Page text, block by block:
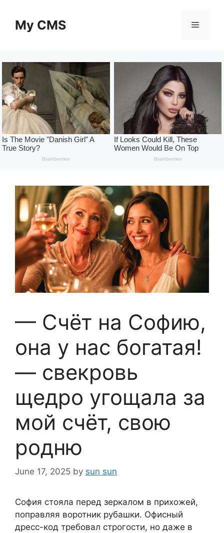
contentMy CMS Menu
— Счёт на Софию,
она у нас богатая!
— свекровь
щедро угощала за
мой счёт, свою
родню
June 17, 2025 by sun sun
София стояла перед зеркалом в прихожей,
поправляя воротник рубашки. Офисный
дресс-код требовал строгости, но даже в